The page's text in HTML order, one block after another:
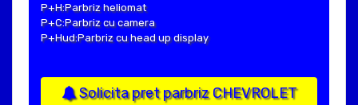
P+H:Parbriz heliomat
P+C:Parbriz cu camera
P+Hud:Parbriz cu head up display
Solicita pret parbriz CHEVROLET